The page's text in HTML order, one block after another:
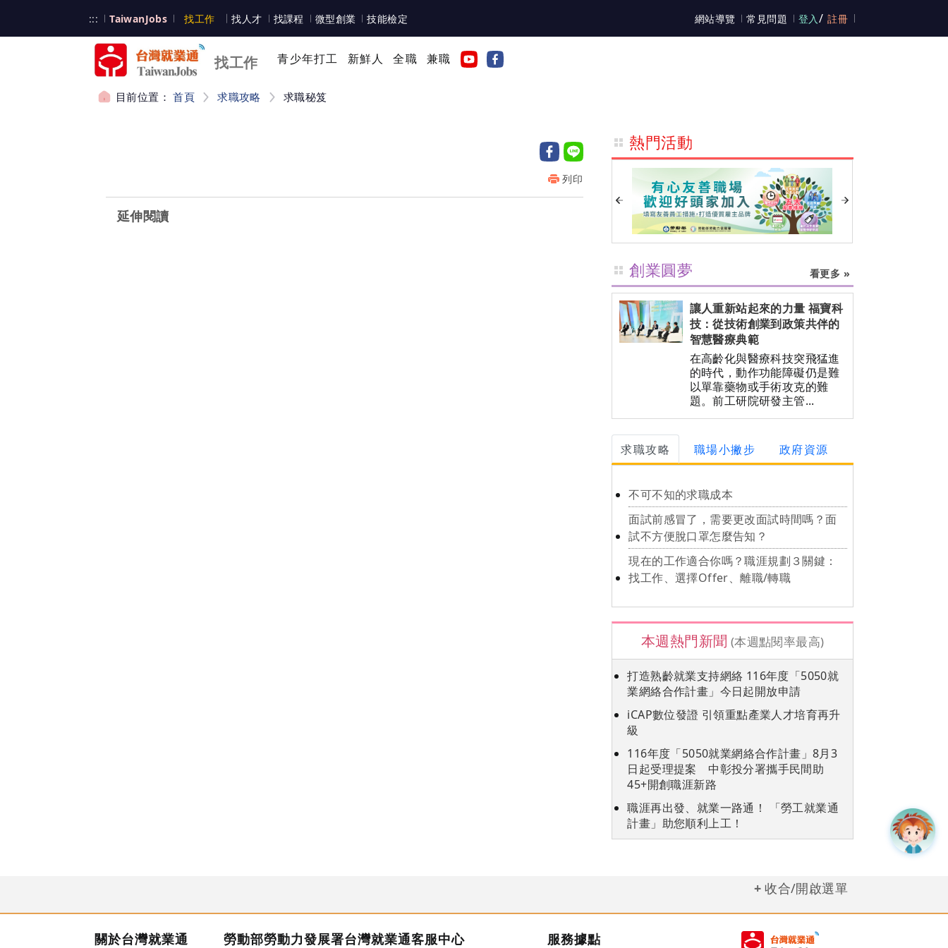
::: TaiwanJobs 台灣就業通
找工作 台灣就業通
找人才 找課程 微型創業 技能檢定 網站導覽 常見問題 登入 / 註冊
找工作 青少年打工 新鮮人 全職 兼職
目前位置：首頁 求職攻略 求職秘笈
列印
延伸閱讀
熱門活動
創業圓夢 看更多 »
讓人重新站起來的力量 福寶科
技：從技術創業到政策共伴的
智慧醫療典範
在高齡化與醫療科技突飛猛進
的時代，動作功能障礙仍是難
以單靠藥物或手術攻克的難
題。前工研院研發主管...
求職攻略 職場小撇步 政府資源
不可不知的求職成本
面試前感冒了，需要更改面試時間嗎？面
試不方便脫口罩怎麼告知？
現在的工作適合你嗎？職涯規劃３關鍵：
找工作、選擇Offer、離職/轉職
本週熱門新聞 (本週點閱率最高)
打造熟齡就業支持網絡 116年度「5050就
業網絡合作計畫」今日起開放申請
iCAP數位發證 引領重點產業人才培育再升
級
116年度「5050就業網絡合作計畫」8月3
日起受理提案 中彰投分署攜手民間助
45+開創職涯新路
職涯再出發、就業一路通！ 「勞工就業通
計畫」助您順利上工！
收合/開啟選單
關於台灣就業通 勞動部勞動力發展署台灣就業通客服中心 服務據點